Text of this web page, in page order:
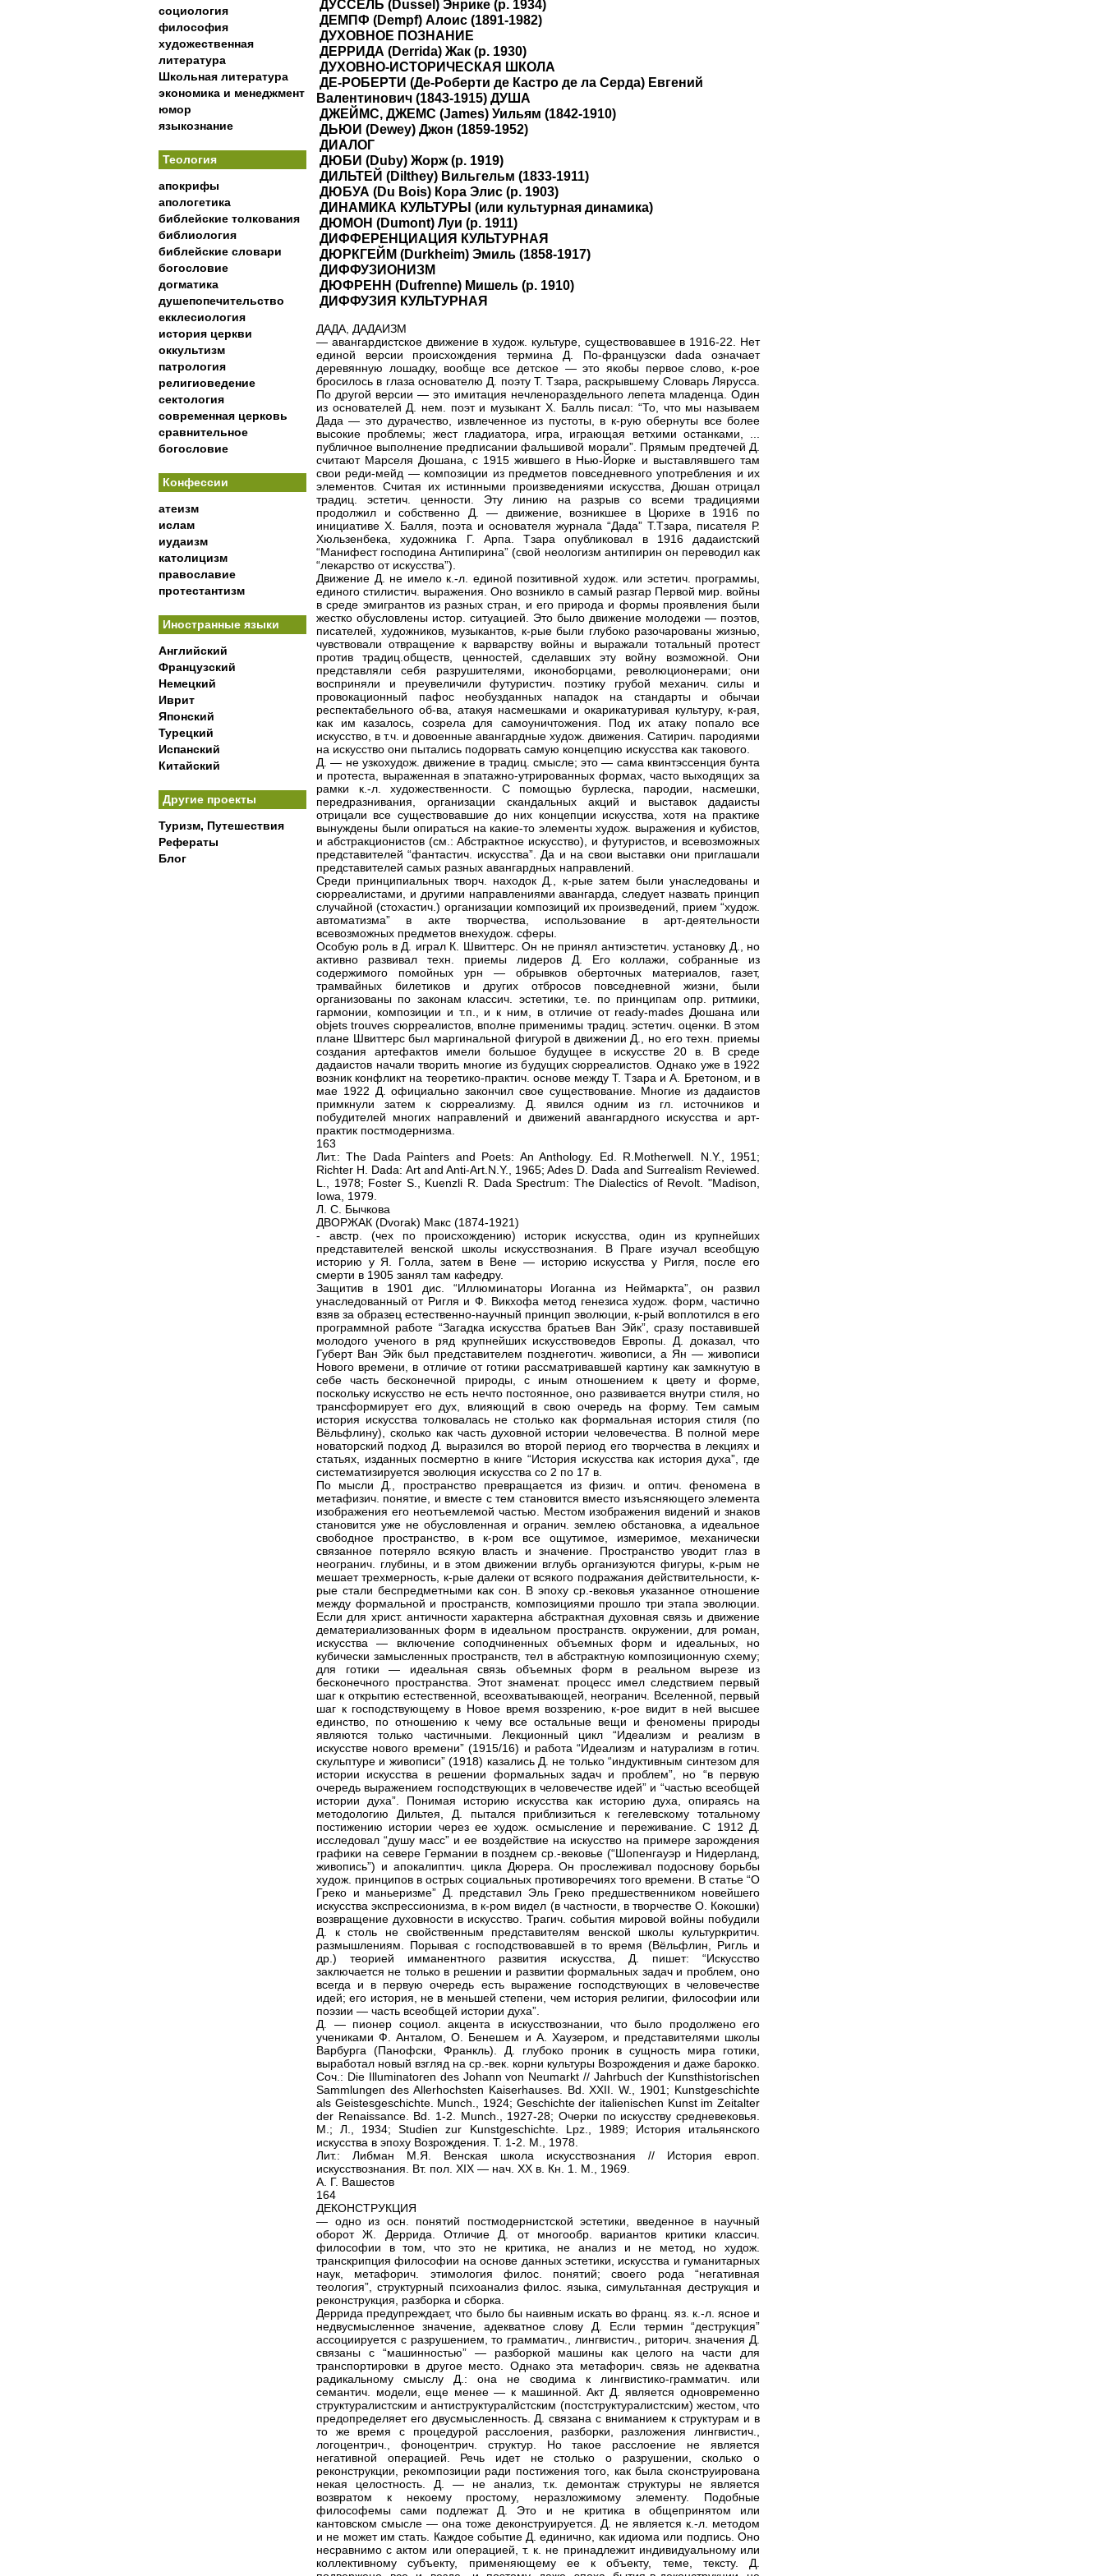
социология
философия
художественная
литература
Школьная литература
экономика и менеджмент
юмор
языкознание
Теология
апокрифы
апологетика
библейские толкования
библиология
библейские словари
богословие
догматика
душепопечительство
екклесиология
история церкви
оккультизм
патрология
религиоведение
сектология
современная церковь
сравнительное
богословие
Конфессии
атеизм
ислам
иудаизм
католицизм
православие
протестантизм
Иностранные языки
Английский
Французский
Немецкий
Иврит
Японский
Турецкий
Испанский
Китайский
Другие проекты
Туризм, Путешествия
Рефераты
Блог
ДУССЕЛЬ (Dussel) Энрике (р. 1934)
ДЕМПФ (Dеmpf) Алоис (1891-1982)
ДУХОВНОЕ ПОЗНАНИЕ
ДЕРРИДА (Derrida) Жак (р. 1930)
ДУХОВНО-ИСТОРИЧЕСКАЯ ШКОЛА
ДЕ-РОБЕРТИ (Де-Роберти де Кастро де ла Серда) Евгений
Валентинович (1843-1915) ДУША
ДЖЕЙМС, ДЖЕМС (James) Уильям (1842-1910)
ДЬЮИ (Dewey) Джон (1859-1952)
ДИАЛОГ
ДЮБИ (Duby) Жорж (р. 1919)
ДИЛЬТЕЙ (Dilthey) Вильгельм (1833-1911)
ДЮБУА (Du Bois) Кора Элис (р. 1903)
ДИНАМИКА КУЛЬТУРЫ (или культурная динамика)
ДЮМОН (Dumont) Луи (р. 1911)
ДИФФЕРЕНЦИАЦИЯ КУЛЬТУРНАЯ
ДЮРКГЕЙМ (Durkheim) Эмиль (1858-1917)
ДИФФУЗИОНИЗМ
ДЮФРЕНН (Dufrenne) Мишель (р. 1910)
ДИФФУЗИЯ КУЛЬТУРНАЯ
ДАДА, ДАДАИЗМ
— авангардистское движение в худож. культуре, существовавшее в 1916-22. Нет
единой версии происхождения термина Д. По-французски dada означает
деревянную лошадку, вообще все детское — это якобы первое слово, к-рое
бросилось в глаза основателю Д. поэту Т. Тзара, раскрывшему Словарь Лярусса.
По другой версии — это имитация нечленораздельного лепета младенца. Один
из основателей Д. нем. поэт и музыкант X. Балль писал: “То, что мы называем
Дада — это дурачество, извлеченное из пустоты, в к-рую обернуты все более
высокие проблемы; жест гладиатора, игра, играющая ветхими останками, ...
публичное выполнение предписании фальшивой морали”. Прямым предтечей Д.
считают Марселя Дюшана, с 1915 жившего в Нью-Йорке и выставлявшего там
свои реди-мейд — композиции из предметов повседневного употребления и их
элементов. Считая их истинными произведениями искусства, Дюшан отрицал
традиц. эстетич. ценности. Эту линию на разрыв со всеми традициями
продолжил и собственно Д. — движение, возникшее в Цюрихе в 1916 по
инициативе X. Балля, поэта и основателя журнала “Дада” Т.Тзара, писателя Р.
Хюльзенбека, художника Г. Арпа. Тзара опубликовал в 1916 дадаистский
“Манифест господина Антипирина” (свой неологизм антипирин он переводил как
“лекарство от искусства”).
Движение Д. не имело к.-л. единой позитивной худож. или эстетич. программы,
единого стилистич. выражения. Оно возникло в самый разгар Первой мир. войны
в среде эмигрантов из разных стран, и его природа и формы проявления были
жестко обусловлены истор. ситуацией. Это было движение молодежи — поэтов,
писателей, художников, музыкантов, к-рые были глубоко разочарованы жизнью,
чувствовали отвращение к варварству войны и выражали тотальный протест
против традиц.обществ, ценностей, сделавших эту войну возможной. Они
представляли себя разрушителями, иконоборцами, революционерами; они
восприняли и преувеличили футуристич. поэтику грубой механич. силы и
провокационный пафос необузданных нападок на стандарты и обычаи
респектабельного об-ва, атакуя насмешками и окарикатуривая культуру, к-рая,
как им казалось, созрела для самоуничтожения. Под их атаку попало все
искусство, в т.ч. и довоенные авангардные худож. движения. Сатирич. пародиями
на искусство они пытались подорвать самую концепцию искусства как такового.
Д. — не узкохудож. движение в традиц. смысле; это — сама квинтэссенция бунта
и протеста, выраженная в эпатажно-утрированных формах, часто выходящих за
рамки к.-л. художественности. С помощью бурлеска, пародии, насмешки,
передразнивания, организации скандальных акций и выставок дадаисты
отрицали все существовавшие до них концепции искусства, хотя на практике
вынуждены были опираться на какие-то элементы худож. выражения и кубистов,
и абстракционистов (см.: Абстрактное искусство), и футуристов, и всевозможных
представителей “фантастич. искусства”. Да и на свои выставки они приглашали
представителей самых разных авангардных направлений.
Среди принципиальных творч. находок Д., к-рые затем были унаследованы и
сюрреалистами, и другими направлениями авангарда, следует назвать принцип
случайной (стохастич.) организации композиций их произведений, прием “худож.
автоматизма” в акте творчества, использование в арт-деятельности
всевозможных предметов внехудож. сферы.
Особую роль в Д. играл К. Швиттерс. Он не принял антиэстетич. установку Д., но
активно развивал техн. приемы лидеров Д. Его коллажи, собранные из
содержимого помойных урн — обрывков оберточных материалов, газет,
трамвайных билетиков и других отбросов повседневной жизни, были
организованы по законам классич. эстетики, т.е. по принципам опр. ритмики,
гармонии, композиции и т.п., и к ним, в отличие от ready-mades Дюшана или
objets trouves сюрреалистов, вполне применимы традиц. эстетич. оценки. В этом
плане Швиттерс был маргинальной фигурой в движении Д., но его техн. приемы
создания артефактов имели большое будущее в искусстве 20 в. В среде
дадаистов начали творить многие из будущих сюрреалистов. Однако уже в 1922
возник конфликт на теоретико-практич. основе между Т. Тзара и А. Бретоном, и в
мае 1922 Д. официально закончил свое существование. Многие из дадаистов
примкнули затем к сюрреализму. Д. явился одним из гл. источников и
побудителей многих направлений и движений авангардного искусства и арт-
практик постмодернизма.
163
Лит.: The Dada Painters and Poets: An Anthology. Ed. R.Motherwell. N.Y., 1951;
Richter H. Dada: Art and Anti-Art.N.Y., 1965; Ades D. Dada and Surrealism Reviewed.
L., 1978; Foster S., Kuenzli R. Dada Spectrum: The Dialectics of Revolt. "Madison,
Iowa, 1979.
Л. С. Бычкова
ДВОРЖАК (Dvorak) Макс (1874-1921)
- австр. (чех по происхождению) историк искусства, один из крупнейших
представителей венской школы искусствознания. В Праге изучал всеобщую
историю у Я. Голла, затем в Вене — историю искусства у Ригля, после его
смерти в 1905 занял там кафедру.
Защитив в 1901 дис. “Иллюминаторы Иоганна из Неймаркта”, он развил
унаследованный от Ригля и Ф. Викхофа метод генезиса худож. форм, частично
взяв за образец естественно-научный принцип эволюции, к-рый воплотился в его
программной работе “Загадка искусства братьев Ван Эйк”, сразу поставившей
молодого ученого в ряд крупнейших искусствоведов Европы. Д. доказал, что
Губерт Ван Эйк был представителем позднеготич. живописи, а Ян — живописи
Нового времени, в отличие от готики рассматривавшей картину как замкнутую в
себе часть бесконечной природы, с иным отношением к цвету и форме,
поскольку искусство не есть нечто постоянное, оно развивается внутри стиля, но
трансформирует его дух, влияющий в свою очередь на форму. Тем самым
история искусства толковалась не столько как формальная история стиля (по
Вёльфлину), сколько как часть духовной истории человечества. В полной мере
новаторский подход Д. выразился во второй период его творчества в лекциях и
статьях, изданных посмертно в книге “История искусства как история духа”, где
систематизируется эволюция искусства со 2 по 17 в.
По мысли Д., пространство превращается из физич. и оптич. феномена в
метафизич. понятие, и вместе с тем становится вместо изъясняющего элемента
изображения его неотъемлемой частью. Местом изображения видений и знаков
становится уже не обусловленная и огранич. землею обстановка, а идеальное
свободное пространство, в к-ром все ощутимое, измеримое, механически
связанное потеряло всякую власть и значение. Пространство уводит глаз в
неогранич. глубины, и в этом движении вглубь организуются фигуры, к-рым не
мешает трехмерность, к-рые далеки от всякого подражания действительности, к-
рые стали беспредметными как сон. В эпоху ср.-вековья указанное отношение
между формальной и пространств, композициями прошло три этапа эволюции.
Если для христ. античности характерна абстрактная духовная связь и движение
дематериализованных форм в идеальном пространств. окружении, для роман,
искусства — включение соподчиненных объемных форм и идеальных, но
кубически замысленных пространств, тел в абстрактную композиционную схему;
для готики — идеальная связь объемных форм в реальном вырезе из
бесконечного пространства. Этот знаменат. процесс имел следствием первый
шаг к открытию естественной, всеохватывающей, неогранич. Вселенной, первый
шаг к господствующему в Новое время воззрению, к-рое видит в ней высшее
единство, по отношению к чему все остальные вещи и феномены природы
являются только частичными. Лекционный цикл “Идеализм и реализм в
искусстве нового времени” (1915/16) и работа “Идеализм и натурализм в готич.
скульптуре и живописи” (1918) казались Д. не только “индуктивным синтезом для
истории искусства в решении формальных задач и проблем”, но “в первую
очередь выражением господствующих в человечестве идей” и “частью всеобщей
истории духа”. Понимая историю искусства как историю духа, опираясь на
методологию Дильтея, Д. пытался приблизиться к гегелевскому тотальному
постижению истории через ее худож. осмысление и переживание. С 1912 Д.
исследовал “душу масс” и ее воздействие на искусство на примере зарождения
графики на севере Германии в позднем ср.-вековье (“Шопенгауэр и Нидерланд,
живопись”) и апокалиптич. цикла Дюрера. Он прослеживал подоснову борьбы
худож. принципов в острых социальных противоречиях того времени. В статье “О
Греко и маньеризме” Д. представил Эль Греко предшественником новейшего
искусства экспрессионизма, в к-ром видел (в частности, в творчестве О. Кокошки)
возвращение духовности в искусство. Трагич. события мировой войны побудили
Д. к столь не свойственным представителям венской школы культуркритич.
размышлениям. Порывая с господствовавшей в то время (Вёльфлин, Ригль и
др.) теорией имманентного развития искусства, Д. пишет: “Искусство
заключается не только в решении и развитии формальных задач и проблем, оно
всегда и в первую очередь есть выражение господствующих в человечестве
идей; его история, не в меньшей степени, чем история религии, философии или
поэзии — часть всеобщей истории духа”.
Д. — пионер социол. акцента в искусствознании, что было продолжено его
учениками Ф. Анталом, О. Бенешем и А. Хаузером, и представителями школы
Варбурга (Панофски, Франкль). Д. глубоко проник в сущность мира готики,
выработал новый взгляд на ср.-век. корни культуры Возрождения и даже барокко.
Соч.: Die Illuminatoren des Johann von Neumarkt // Jahrbuch der Kunsthistorischen
Sammlungen des Allerhochsten Kaiserhauses. Bd. XXII. W., 1901; Kunstgeschichte
als Geistesgeschichte. Munch., 1924; Geschichte der italienischen Kunst im Zeitalter
der Renaissance. Bd. 1-2. Munch., 1927-28; Очерки по искусству средневековья.
М.; Л., 1934; Studien zur Kunstgeschichte. Lpz., 1989; История итальянского
искусства в эпоху Возрождения. Т. 1-2. М., 1978.
Лит.: Либман М.Я. Венская школа искусствознания // История европ.
искусствознания. Вт. пол. XIX — нач. XX в. Кн. 1. М., 1969.
А. Г. Вашестов
164
ДЕКОНСТРУКЦИЯ
— одно из осн. понятий постмодернистской эстетики, введенное в научный
оборот Ж. Деррида. Отличие Д. от многообр. вариантов критики классич.
философии в том, что это не критика, не анализ и не метод, но худож.
транскрипция философии на основе данных эстетики, искусства и гуманитарных
наук, метафорич. этимология филос. понятий; своего рода “негативная
теология”, структурный психоанализ филос. языка, симультанная деструкция и
реконструкция, разборка и сборка.
Деррида предупреждает, что было бы наивным искать во франц. яз. к.-л. ясное и
недвусмысленное значение, адекватное слову Д. Если термин “деструкция”
ассоциируется с разрушением, то грамматич., лингвистич., риторич. значения Д.
связаны с “машинностью” — разборкой машины как целого на части для
транспортировки в другое место. Однако эта метафорич. связь не адекватна
радикальному смыслу Д.: она не сводима к лингвистико-грамматич. или
семантич. модели, еще менее — к машинной. Акт Д. является одновременно
структуралистским и антиструктуралйстским (постструктуралистским) жестом, что
предопределяет его двусмысленность. Д. связана с вниманием к структурам и в
то же время с процедурой расслоения, разборки, разложения лингвистич.,
логоцентрич., фоноцентрич. структур. Но такое расслоение не является
негативной операцией. Речь идет не столько о разрушении, сколько о
реконструкции, рекомпозиции ради постижения того, как была сконструирована
некая целостность. Д. — не анализ, т.к. демонтаж структуры не является
возвратом к некоему простому, неразложимому элементу. Подобные
философемы сами подлежат Д. Это и не критика в общепринятом или
кантовском смысле — она тоже деконструируется. Д. не является к.-л. методом
и не может им стать. Каждое событие Д. единично, как идиома или подпись. Оно
несравнимо с актом или операцией, т. к. не принадлежит индивидуальному или
коллективному субъекту, применяющему ее к объекту, теме, тексту. Д.